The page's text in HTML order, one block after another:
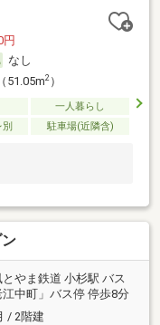
円
なし
51.05m2）
一人暮らし
別 駐車場(近隣含)
やま鉄道 小杉駅 バス
中町」バス停 停歩8分
/ 2階建